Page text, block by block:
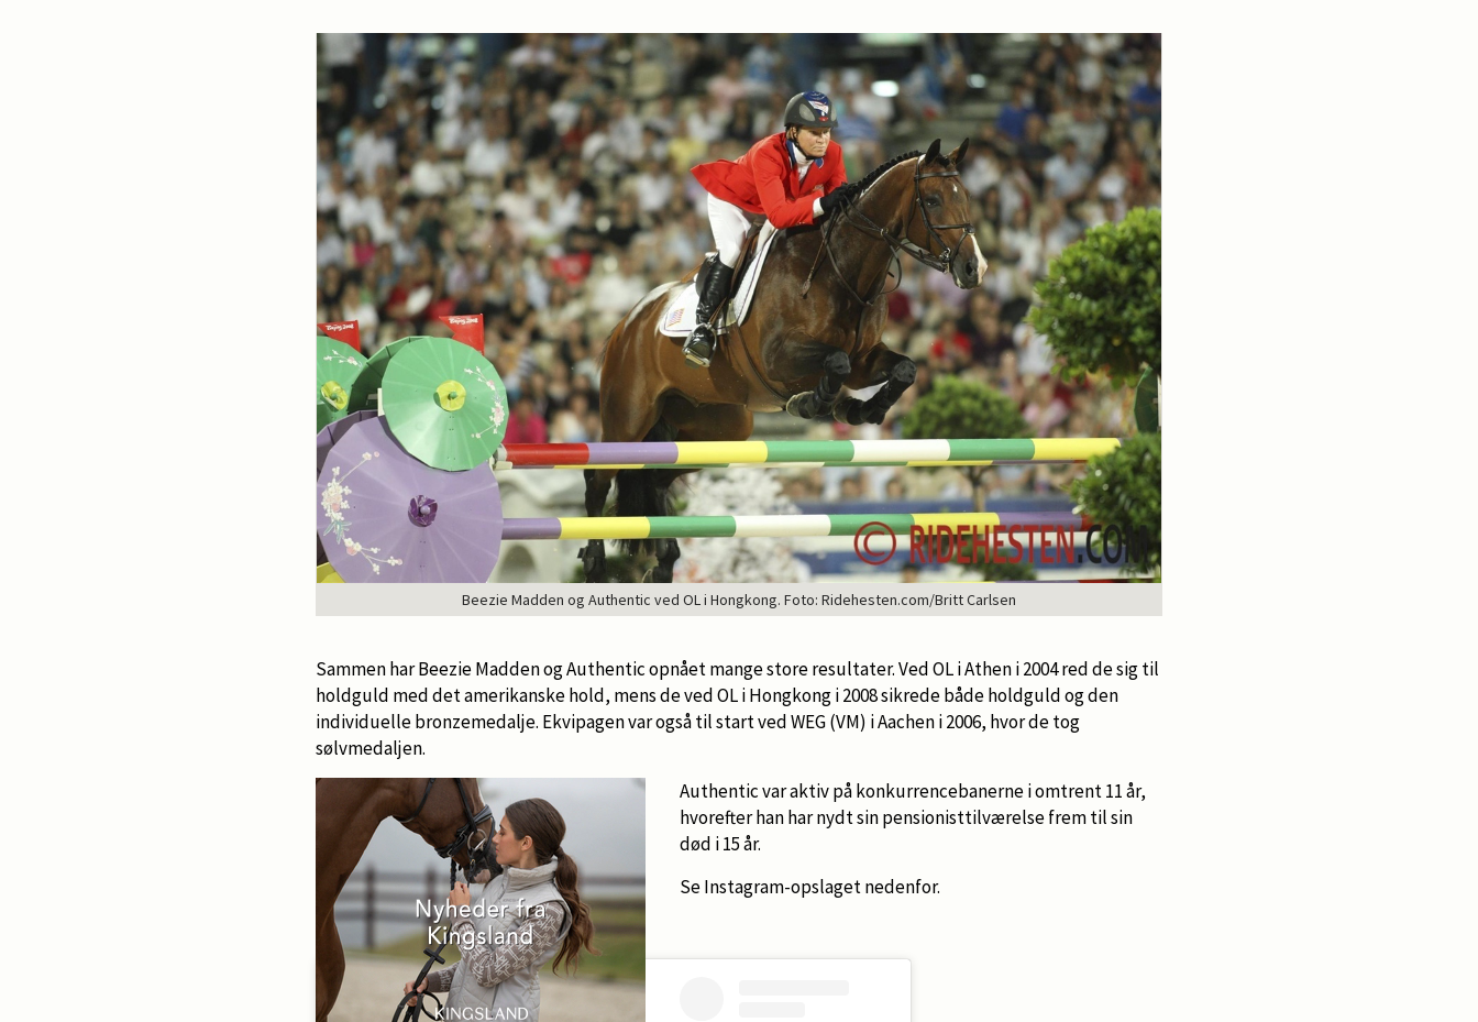
Beezie Madden og Authentic ved OL i Hongkong. Foto: Ridehesten.com/Britt Carlsen
Sammen har Beezie Madden og Authentic opnået mange store resultater. Ved OL i Athen i 2004 red de sig til
holdguld med det amerikanske hold, mens de ved OL i Hongkong i 2008 sikrede både holdguld og den
individuelle bronzemedalje. Ekvipagen var også til start ved WEG (VM) i Aachen i 2006, hvor de tog
sølvmedaljen.
Authentic var aktiv på konkurrencebanerne i omtrent 11 år,
hvorefter han har nydt sin pensionisttilværelse frem til sin
død i 15 år.
Se Instagram-opslaget nedenfor.